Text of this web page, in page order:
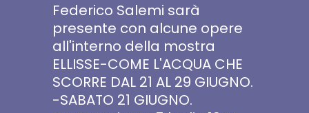
Federico Salemi sarà
presente con alcune opere
all'interno della mostra
ELLISSE-COME L'ACQUA CHE
SCORRE DAL 21 AL 29 GIUGNO.
-SABATO 21 GIUGNO.